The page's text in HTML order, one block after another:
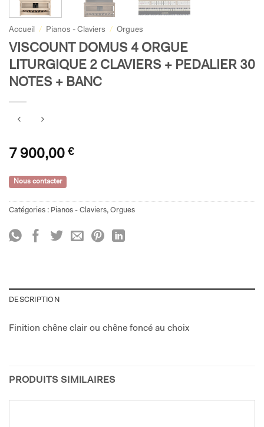
Accueil / Pianos - Claviers / Orgues
VISCOUNT DOMUS 4 ORGUE
LITURGIQUE 2 CLAVIERS + PEDALIER 30
NOTES + BANC
7 900,00 €
Nous contacter
Catégories : Pianos - Claviers, Orgues
DESCRIPTION
Finition chêne clair ou chêne foncé au choix
PRODUITS SIMILAIRES